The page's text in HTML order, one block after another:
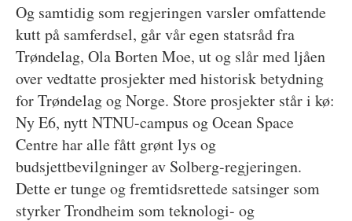
Og samtidig som regjeringen varsler omfattende
kutt på samferdsel, går vår egen statsråd fra
Trøndelag, Ola Borten Moe, ut og slår med ljåen
over vedtatte prosjekter med historisk betydning
for Trøndelag og Norge. Store prosjekter står i kø:
Ny E6, nytt NTNU-campus og Ocean Space
Centre har alle fått grønt lys og
budsjettbevilgninger av Solberg-regjeringen.
Dette er tunge og fremtidsrettede satsinger som
styrker Trondheim som teknologi- og